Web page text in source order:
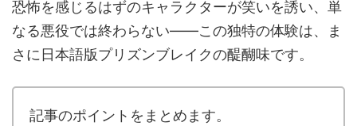
恐怖を感じるはずのキャラクターが笑いを誘い、単
なる悪役では終わらない――この独特の体験は、ま
さに日本語版プリズンブレイクの醍醐味です。
記事のポイントをまとめます。